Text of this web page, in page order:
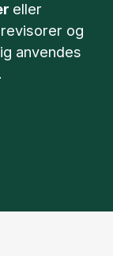
eller
og
anvendes
.